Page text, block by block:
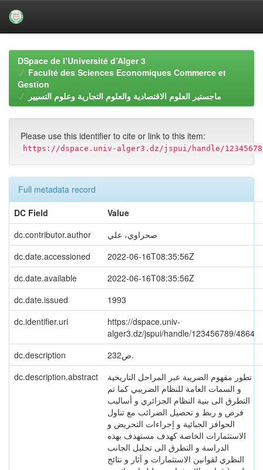
navigationDSpace de l’Université d’Alger 3
Faculté des Sciences Economiques Commerce et
Gestion
ماجستير العلوم الاقتصادية والعلوم التجارية وعلوم التسيير
Please use this identifier to cite or link to this item:
https://dspace.univ-alger3.dz/jspui/handle/
Full metadata record
DC Field
Value
dc.contributor.author
صحراوي، علي
dc.date.accessioned
2022-06-16T08:35:56Z
dc.date.available
2022-06-16T08:35:56Z
dc.date.issued
1993
dc.identifier.uri
https://dspace.univ-
alger3.dz/jspui/handle/123456789/4864
dc.description
232ص.
dc.description.abstract
تطور مفهوم الضريبة عبر المراحل التاريخية
و السمات العامة للنظام الضريبي كما تم
التطرق الى بنية النظام الجزائري و أساليب
فرض و ربط و تحصيل الضرائب مع تناول
الحوافز الجبائية و إجراءات التحريض و
الاستثمارات الخاصة كهدف مستهذف بهذه
الدراسة و التطرق الى تحليل الجانب
النظري لقوانين الاستثمارات و آثار و نتائج